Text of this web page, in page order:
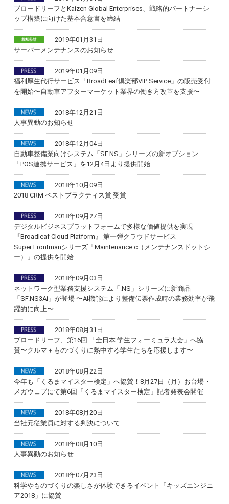
ブロードリーフとKaizen Global Enterprises、戦略的パートナーシ
ップ構築に向けた基本合意書を締結
2019年01月31日
サーバーメンテナンスのお知らせ
2019年01月09日
福利厚生代行サービス「BroadLeaf倶楽部VIP Service」の販売受付
を開始〜自動車アフターマーケット業界の働き方改革を支援〜
2018年12月21日
人事異動のお知らせ
2018年12月04日
自動車整備業向けシステム「SF.NS」シリーズの新オプション
「POS連携サービス」を12月4日より提供開始
2018年10月09日
2018 CRM ベストプラクティス賞 受賞
2018年09月27日
デジタルビジネスプラットフォームで多様な価値提供を実現
『Broadleaf Cloud Platform』 第一弾クラウドサービス
Super Frontmanシリーズ「Maintenance.c（メンテナンスドットシ
ー）」の提供を開始
2018年09月03日
ネットワーク型業務支援システム「.NS」シリーズに新商品
「SF.NS3Ai」が登場 〜AI機能により整備伝票作成時の業務効率が飛
躍的に向上〜
2018年08月31日
ブロードリーフ、第16回 「全日本 学生フォーミュラ大会」へ協
賛〜クルマ＋ものづくりに熱中する学生たちを応援します〜
2018年08月22日
今年も「くるまマイスター検定」へ協賛！8月27日（月）お台場・
メガウェブにて第6回「くるまマイスター検定」記者発表会開催
2018年08月20日
当社元従業員に対する判決について
2018年08月10日
人事異動のお知らせ
2018年07月23日
科学やものづくりの楽しさが体験できるイベント「キッズエンジニ
ア2018」に協賛